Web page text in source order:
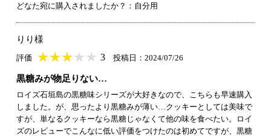
どなた宛に購入されましたか？：自分用
りり様
評価 ★★★★★
★★★★★ 3 投稿日：2024/07/26
黒糖みが物足りない…
ロイズ石垣島の黒糖味シリーズが大好きなので、こちらも早速購入
しました。が、思ったより黒糖みが薄い…クッキーとしては美味で
すが、単なるクッキーなら黒糖じゃなくて他の味を食べたい。ロイ
ズのレビューでこんなに低い評価をつけたのは初めてですが、黒糖